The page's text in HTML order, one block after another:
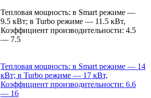
Тепловая мощность: в Smart режиме —
9.5 кВт; в Turbo режиме — 11.5 кВт,
Коэффициент производительности: 4.5
— 7.5
Тепловая мощность: в Smart режиме — 14
кВт; в Turbo режиме — 17 кВт,
Коэффициент производительности: 6.6
— 16